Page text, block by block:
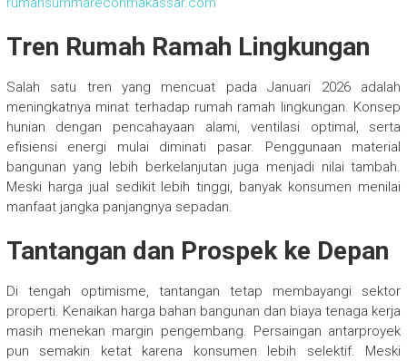
Tren Rumah Ramah Lingkungan
Salah satu tren yang mencuat pada Januari 2026 adalah
meningkatnya minat terhadap rumah ramah lingkungan. Konsep
hunian dengan pencahayaan alami, ventilasi optimal, serta
efisiensi energi mulai diminati pasar. Penggunaan material
bangunan yang lebih berkelanjutan juga menjadi nilai tambah.
Meski harga jual sedikit lebih tinggi, banyak konsumen menilai
manfaat jangka panjangnya sepadan.
Tantangan dan Prospek ke Depan
Di tengah optimisme, tantangan tetap membayangi sektor
properti. Kenaikan harga bahan bangunan dan biaya tenaga kerja
masih menekan margin pengembang. Persaingan antarproyek
pun semakin ketat karena konsumen lebih selektif. Meski